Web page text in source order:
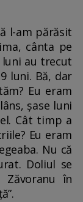
l-am părăsit
cânta pe
luni au trecut
luni. Bă, dar
Eu eram
șase luni
Cât timp a
Eu eram
Nu că
Doliul se
Zăvoranu în